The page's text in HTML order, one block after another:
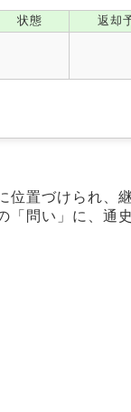
状態 返却
位置づけられ、
「問い」に、通